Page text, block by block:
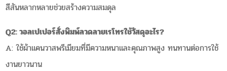
สีสันหลากหลายช่วยสร้างความสมดุล
Q2: วอลเปเปอร์สั่งพิมพ์ลวดลายเรโทรใช้วัสดุอะไร?
A: ใช้ผ้าแคนวาสพรีเมียมที่มีความหนาและคุณภาพสูง ทนทานต่อการใช้
งานยาวนาน